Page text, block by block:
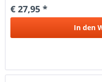
€ 27,95 *
In den